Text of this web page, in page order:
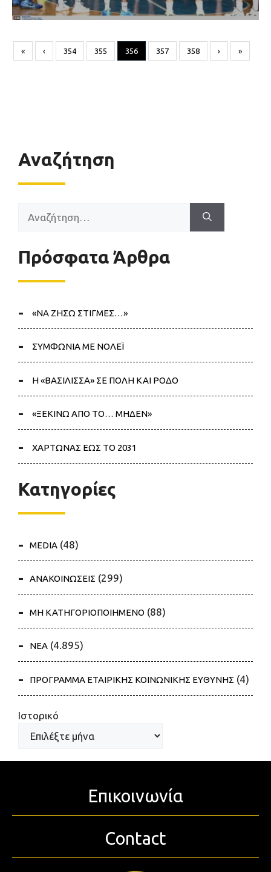
« ‹ 354 355 356 357 358 › »
Αναζήτηση
για:
Πρόσφατα Άρθρα
«ΝΑ ΖΗΣΩ ΣΤΙΓΜΕΣ…»
ΣΥΜΦΩΝΙΑ ΜΕ ΝΟΛΕΪ
Η «ΒΑΣΙΛΙΣΣΑ» ΣΕ ΠΟΛΗ ΚΑΙ ΡΟΔΟ
«ΞΕΚΙΝΩ ΑΠΟ ΤΟ… ΜΗΔΕΝ»
ΧΑΡΤΩΝΑΣ ΕΩΣ ΤΟ 2031
Κατηγορίες
MEDIA (48)
ΑΝΑΚΟΙΝΩΣΕΙΣ (299)
ΜΗ ΚΑΤΗΓΟΡΙΟΠΟΙΗΜΕΝΟ (88)
ΝΕΑ (4.895)
ΠΡΟΓΡΑΜΜΑ ΕΤΑΙΡΙΚΗΣ ΚΟΙΝΩΝΙΚΗΣ ΕΥΘΥΝΗΣ (4)
Ιστορικό
Επικοινωνία
Contact